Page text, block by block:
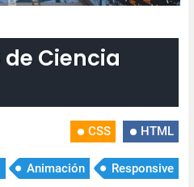
de Ciencia
CSS HTML
Animación Responsive